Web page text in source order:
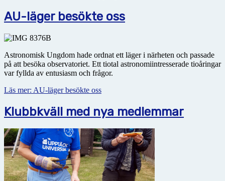
AU-läger besökte oss
Astronomisk Ungdom hade ordnat ett läger i närheten och passade
på att besöka observatoriet. Ett tiotal astronomiintresserade tioåringar
var fyllda av entusiasm och frågor.
Läs mer: AU-läger besökte oss
Klubbkväll med nya medlemmar